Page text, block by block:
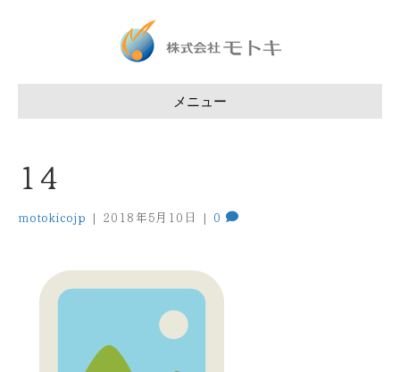
メニュー
14
motokicojp | 2018年5月10日 | 0